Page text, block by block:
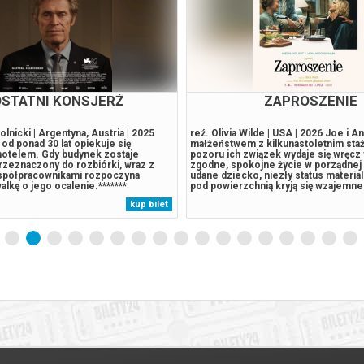
MARAT/SADE
spektakl, w którym na oczach
scenografia widowiska o
bohaterem Maratem w roli
tego widowiska są, wymykający
władzy dyrektora,
więźniowie, których reżyseruje
rządzących światem. Spektakl
od lat...
kup bilet
ZAPROSZENIE
reź. Olivia Wilde | USA | 2026 Joe i
małżeństwem z kilkunastoletnim
pozoru ich związek wydaje się
zgodne, spokojne życie w porządnej
udane dziecko, niezły status
pod powierzchnią kryją się
drobne konflikty, a przede
Gdy pewnego wieczoru Joe i Angela
kolację parę tajemniczych...